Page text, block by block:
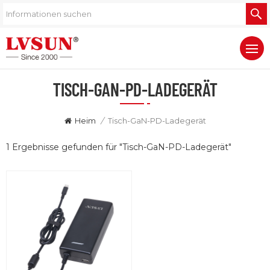
TISCH-GAN-PD-LADEGERÄT
Heim / Tisch-GaN-PD-Ladegerät
1 Ergebnisse gefunden für "Tisch-GaN-PD-Ladegerät"